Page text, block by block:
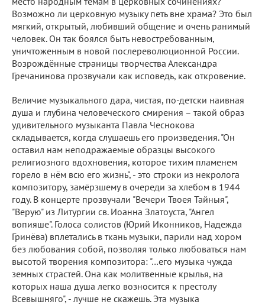
Возможно ли церковную музыку петь вне храма? Это был
мягкий, открытый, любивший общение и очень ранимый
человек. Он так боялся быть невостребованным,
уничтоженным в новой послереволюционной России.
Возрождённые страницы творчества Александра
Гречанинова прозвучали как исповедь, как откровение.
Величие музыкального дара, чистая, по-детски наивная
душа и глубина человеческого смирения – такой образ
удивительного музыканта Павла Чеснокова
складывается, когда слушаешь его произведения. "Он
оставил нам неподражаемые образцы высокого
религиозного вдохновения, которое тихим пламенем
горело в нём всю его жизнь", - это строки из некролога
композитору, замёрзшему в очереди за хлебом в 1944
году. В концерте прозвучали "Вечери Твоея Тайныя",
"Верую" из Литургии св. Иоанна Златоуста, "Ангел
вопияше". Голоса солистов (Юрий Иконников, Надежда
Гринёва) вплетались в ткань музыки, парили над хором
без любования собой, позволяя только любоваться нам
высотой творения композитора: "…его музыка чужда
земных страстей. Она как молитвенные крылья, на
которых наша душа легко возносится к престолу
Всевышняго", - лучше не скажешь. Эта музыка